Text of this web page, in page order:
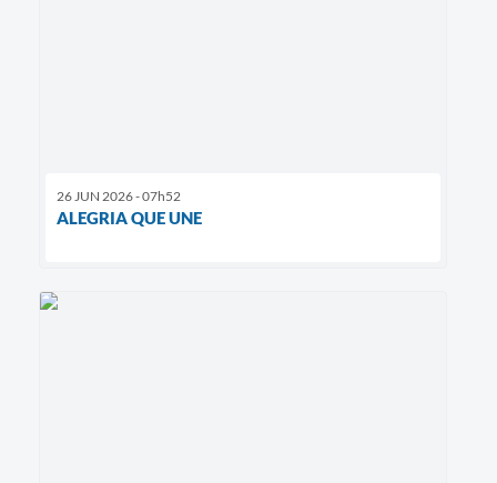
26 JUN 2026 - 07h52
ALEGRIA QUE UNE